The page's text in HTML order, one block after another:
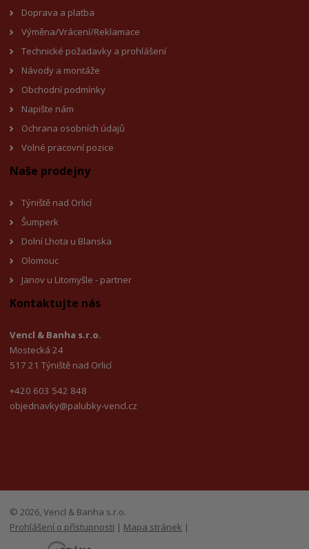
Doprava a platba
Výměna/Vrácení/Reklamace
Technické požadavky a prohlášení
Návody a montáže
Obchodní podmínky
Napište nám
Ochrana osobních údajů
Volné pracovní pozice
Naše prodejny
Týniště nad Orlicí
Šumperk
Dolní Lhota u Blanska
Olomouc
Janov u Litomyšle - partner
Kontaktujte nás
Vencl & Banha s.r.o.
Mostecká 24
517 21 Týniště nad Orlicí
+420 603 542 848
objednavky@palubky-vencl.cz
© 2026, Vencl & Banha s.r.o.
Prohlášení o přístupnosti | Mapa stránek |